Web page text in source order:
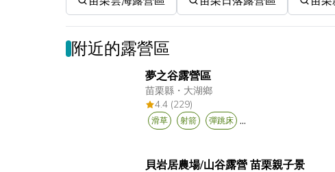
附近的露營區
夢之谷露營區
苗栗縣 ・ 大湖鄉
4.4 (229)
滑草 射箭 彈跳床 ...
貝岩居農場/山谷露營 苗栗親子景